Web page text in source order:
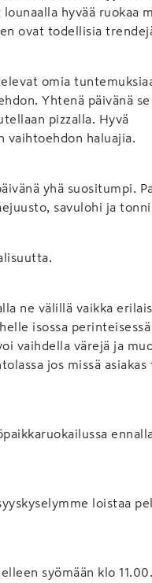
hyvää ruokaa
ovat todellisia
omia
Yhtenä päivänä se
pizzalla. Hyvä
vaihtoehdon haluajia.
yhä suositumpi.
savulohi ja
ne välillä vaikka
isossa
vaihdella värejä ja
jos missä asiakas
loistaa
syömään klo 11.00.